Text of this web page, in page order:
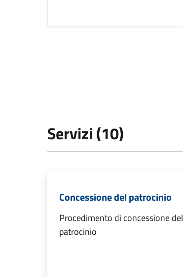
Servizi (10)
Concessione del patrocinio
Procedimento di concessione del
patrocinio